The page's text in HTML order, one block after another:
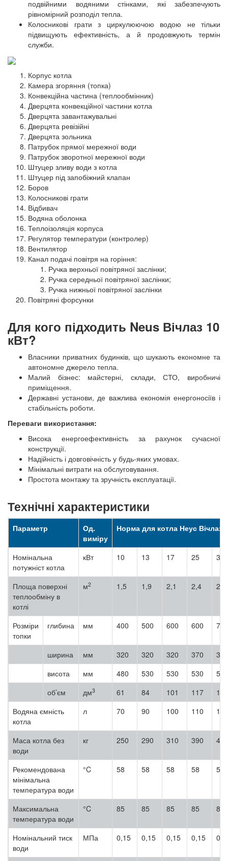
подвійними водяними стінками, які забезпечують
рівномірний розподіл тепла.
Колосникові грати з циркулюючою водою не тільки
підвищують ефективність, а й продовжують термін
служби.
Корпус котла
Камера згоряння (топка)
Конвекційна частина (теплообмінник)
Дверцята конвекційної частини котла
Дверцята завантажувальні
Дверцята ревізійні
Дверцята зольника
Патрубок прямої мережної води
Патрубок зворотної мережної води
Штуцер зливу води з котла
Штуцер під запобіжний клапан
Боров
Колосникові грати
Відбивач
Водяна оболонка
Теплоізоляція корпуса
Регулятор температури (контролер)
Вентилятор
Канал подачі повітря на горіння:
Ручка верхньої повітряної заслінки;
Ручка середньої повітряної заслінки;
Ручка нижньої повітряної заслінки
Повітряні форсунки
Для кого підходить Neus Вічлаз 10
кВт?
Власники приватних будинків, що шукають економне та
автономне джерело тепла.
Малий бізнес: майстерні, склади, СТО, виробничі
приміщення.
Державні установи, де важлива економія енергоносіїв і
стабільність роботи.
Переваги використання:
Висока енергоефективність за рахунок сучасної
конструкції.
Надійність і довговічність у будь-яких умовах.
Мінімальні витрати на обслуговування.
Простота монтажу та зручність експлуатації.
Технічні характеристики
Параметр
Од.
виміру
Норма для котла Неус Вічлаз
Номінальна
потужніст котла
кВт 10 13 17 25 31
Площа поверхні
теплообміну в
котлі
м2 1,5 1,9 2,1 2,4 2,9
Розміри
топки
глибина мм 400 500 600 600 700
ширина мм 320 320 320 370
370
висота
мм 480 530 530 530
530
об’єм
дм3 61 84 101 117
137
Водяна ємність
котла
л 70 90 100 110 122
Маса котла без
води
кг 250 290 310 390 430
Рекомендована
мінімальна
температура води
°C 58 58 58 58 58
Максимальна
температура води
°C 85 85 85 85 85
Номінальний тиск
води
МПа 0,15 0,15 0,15 0,15